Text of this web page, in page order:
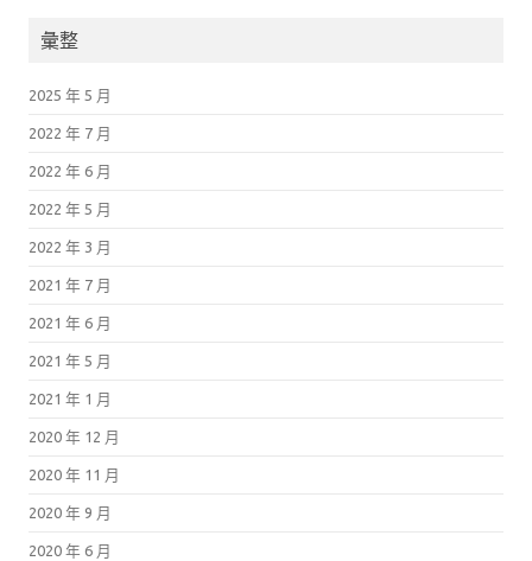
彙整
2025 年 5 月
2022 年 7 月
2022 年 6 月
2022 年 5 月
2022 年 3 月
2021 年 7 月
2021 年 6 月
2021 年 5 月
2021 年 1 月
2020 年 12 月
2020 年 11 月
2020 年 9 月
2020 年 6 月